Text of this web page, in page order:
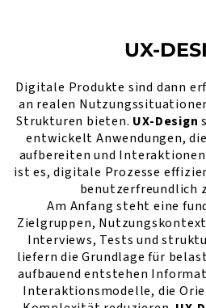
UX-
Digitale Produkte sind dann
an realen
Strukturen bieten. UX-Design
entwickelt Anwendungen,
aufbereiten und
ist es, digitale Prozesse
benutzerfreundlich
Am Anfang steht eine
Zielgruppen,
Interviews, Tests und
liefern die Grundlage für
aufbauend entstehen
Interaktionsmodelle, die